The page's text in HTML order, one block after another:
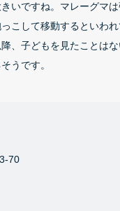
きいですね。マレーグマ
こして移動するといわ
降、子どもを見たことは
うです。
70